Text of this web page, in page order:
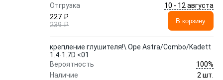
Отгрузка
10 - 12 августа
227 ₽
239 ₽
В корзину
крепление глушителя!\ Ope Astra/Combo/Kadett
1.4-1.7D <01
Вероятность
100%
Наличие
2 шт.